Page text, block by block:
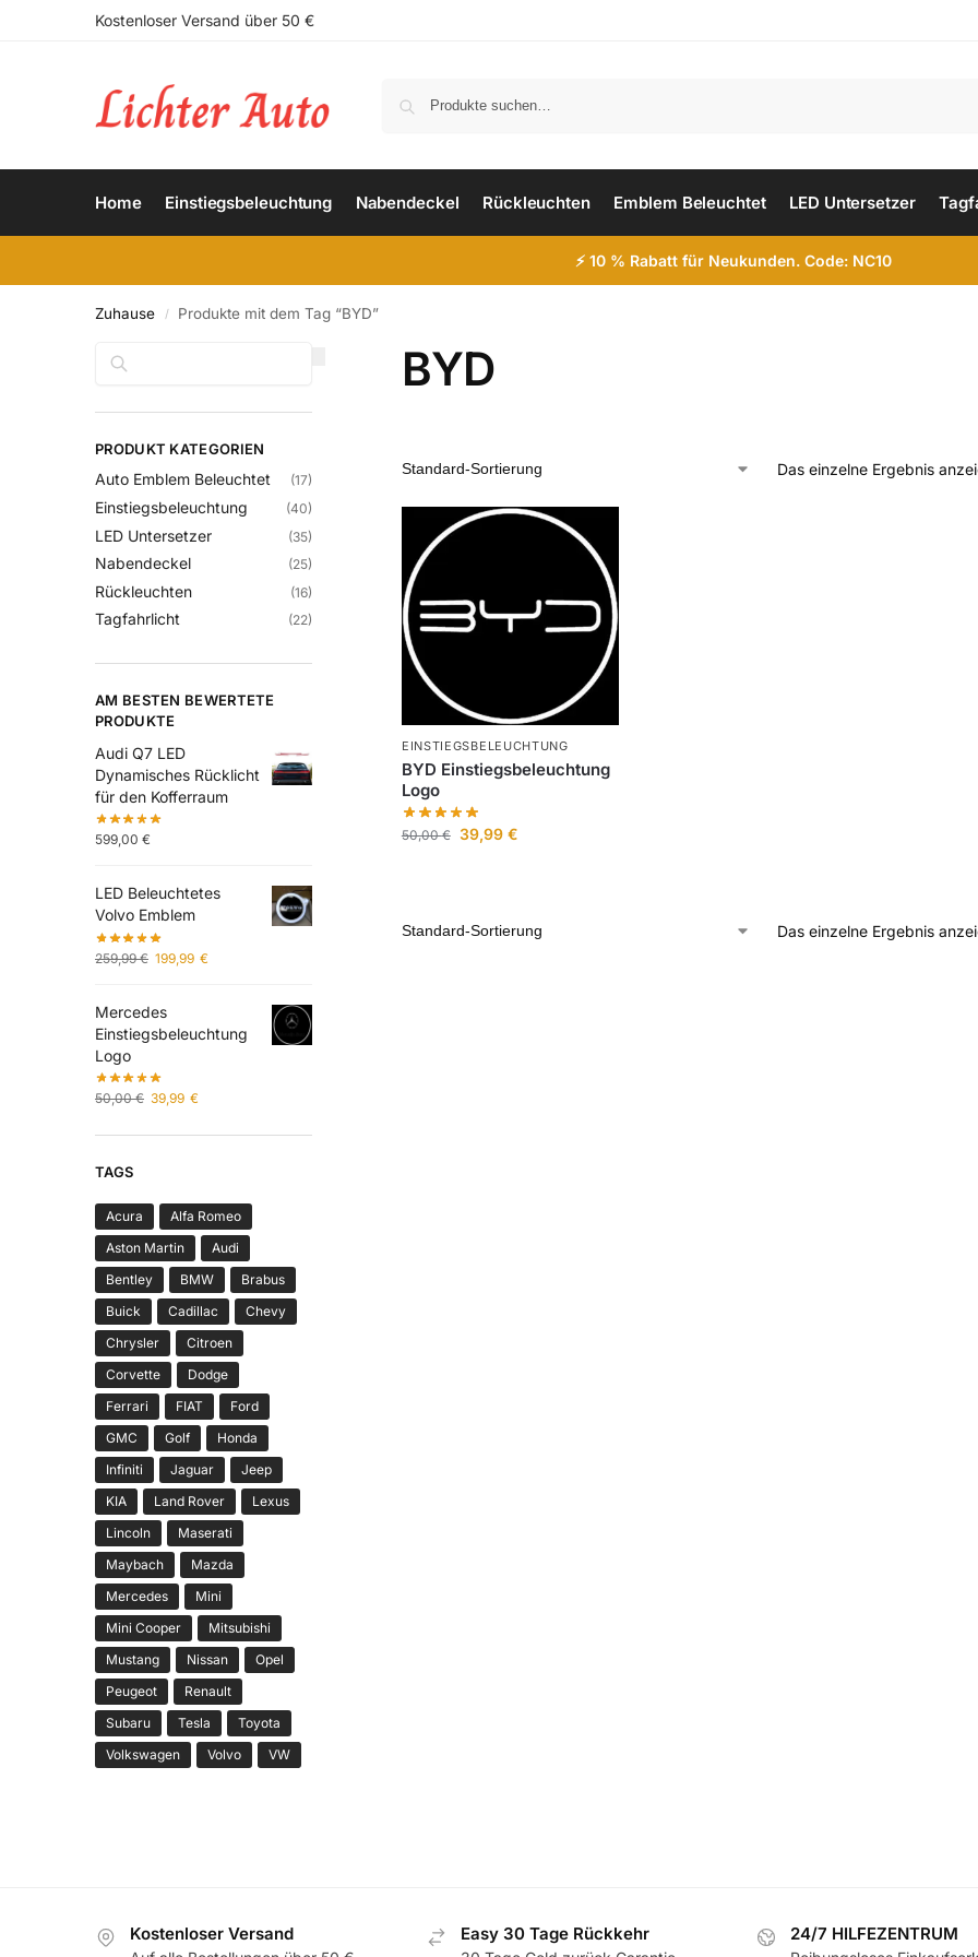
Kostenloser Versand über 50 €
Home Einstiegsbeleuchtung Nabendeckel Rückleuchten Emblem Beleuchtet LED Untersetzer
⚡ 10 % Rabatt für Neukunden. Code: NC10
Zuhause / Produkte mit dem Tag “BYD”
BYD
Das einzelne Ergebnis
EINSTIEGSBELEUCHTUNG
BYD Einstiegsbeleuchtung
Logo
50,00€ 39,99 €
Das einzelne Ergebnis
PRODUKT KATEGORIEN
Auto Emblem Beleuchtet (17)
Einstiegsbeleuchtung (40)
LED Untersetzer (35)
Nabendeckel (25)
Rückleuchten (16)
Tagfahrlicht (22)
AM BESTEN BEWERTETE
PRODUKTE
Audi Q7 LED
Dynamisches Rücklicht
für den Kofferraum
599,00 €
LED Beleuchtetes
Volvo Emblem
259,99€ 199,99 €
Mercedes
Einstiegsbeleuchtung
Logo
50,00€ 39,99 €
TAGS
Acura
Alfa Romeo
Aston Martin
Audi
Bentley
BMW
Brabus
Buick
Cadillac
Chevy
Chrysler
Citroen
Corvette
Dodge
Ferrari
FIAT
Ford
GMC
Golf
Honda
Infiniti
Jaguar
Jeep
KIA
Land Rover
Lexus
Lincoln
Maserati
Maybach
Mazda
Mercedes
Mini
Mini Cooper
Mitsubishi
Mustang
Nissan
Opel
Peugeot
Renault
Subaru
Tesla
Toyota
Volkswagen
Volvo VW
Kostenloser Versand Easy 30 Tage Rückkehr 24/7 HILFEZENTRUM